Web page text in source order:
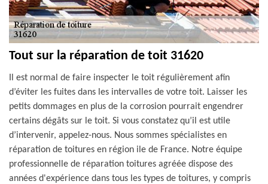
Tout sur la réparation de toit 31620
Il est normal de faire inspecter le toit régulièrement afin
d’éviter les fuites dans les intervalles de votre toit. Laisser les
petits dommages en plus de la corrosion pourrait engendrer
certains dégâts sur le toit. Si vous constatez qu’il est utile
d’intervenir, appelez-nous. Nous sommes spécialistes en
réparation de toitures en région ile de France. Notre équipe
professionnelle de réparation toitures agréée dispose des
années d'expérience dans tous les types de toitures, y compris